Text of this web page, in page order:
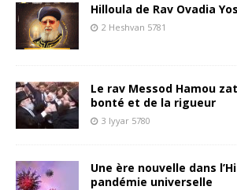
Hilloula de Rav Ovadia
2 Heshvan 5781
Le rav Messod Hamou
bonté et de la rigueur
3 Iyyar 5780
Une ère nouvelle dans
pandémie universelle